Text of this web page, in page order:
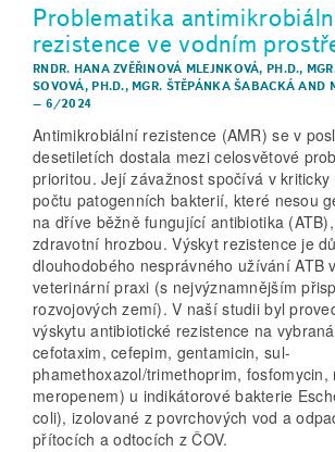
Problematika
rezistence ve vodním
RNDR. HANA ZVĚŘINOVÁ MLEJNKOVÁ, PH.D.,
SOVOVÁ, PH.D., MGR. ŠTĚPÁNKA ŠABACKÁ AND
– 6/2024
Antimikrobiální rezistence (AMR) se v
desetiletích dostala mezi celosvětové
prioritou. Její závažnost spočívá v
počtu patogenních bakterií, které nesou
na dříve běžně fungující antibiotika
zdravotní hrozbou. Výskyt rezistence je
dlouhodobého nesprávného užívání ATB
veterinární praxi (s nejvýznamnějším
rozvojových zemí). V naší studii byl
výskytu antibiotické rezistence na
cefotaxim, cefepim, gentamicin, sul-
phamethoxazol/trimethoprim, fosfomycin,
meropenem) u indikátorové bakterie
coli), izolované z povrchových vod a
přítocích a odtocích z ČOV.